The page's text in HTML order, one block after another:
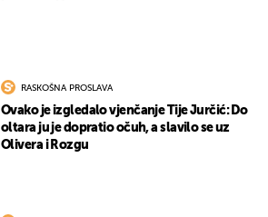
RASKOŠNA PROSLAVA
Ovako je izgledalo vjenčanje Tije Jurčić: Do
oltara ju je dopratio očuh, a slavilo se uz
Olivera i Rozgu